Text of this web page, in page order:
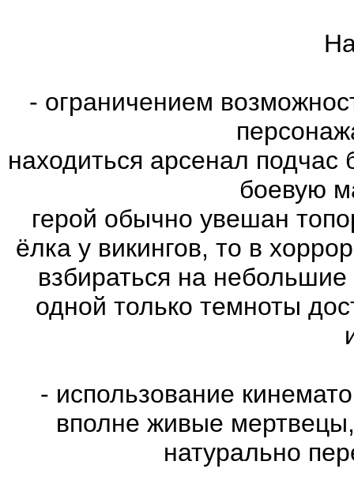
- ограничением
находиться арсенал
боевую
герой обычно увешан
ёлка у викингов, то в
взбираться на
одной только темноты
- использование
вполне живые
натурально